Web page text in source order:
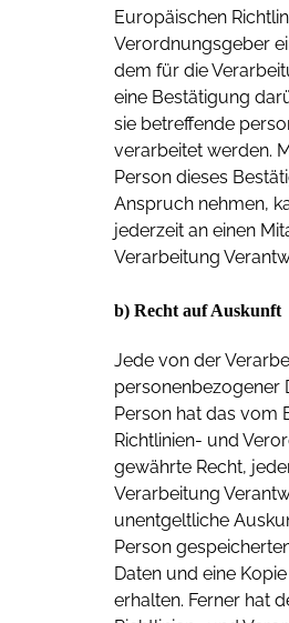
Europäischen
Verordnungsgeber
dem für die
eine Bestätigung
sie betreffende
verarbeitet werden.
Person dieses
Anspruch nehmen,
jederzeit an einen
Verarbeitung
b) Recht auf Auskunft
Jede von der
personenbezogener
Person hat das vom
Richtlinien- und
gewährte Recht,
Verarbeitung
unentgeltliche
Person
Daten und eine
erhalten. Ferner hat